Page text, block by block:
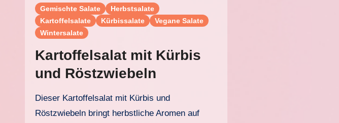
Gemischte Salate
Herbstsalate
Kartoffelsalate
Kürbissalate
Vegane Salate
Wintersalate
Kartoffelsalat mit Kürbis
und Röstzwiebeln
Dieser Kartoffelsalat mit Kürbis und
Röstzwiebeln bringt herbstliche Aromen auf